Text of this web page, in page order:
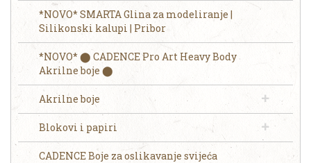
*NOVO* SMARTA Glina za modeliranje |
Silikonski kalupi | Pribor
*NOVO* ⬤ CADENCE Pro Art Heavy Body
Akrilne boje ⬤
Akrilne boje
Blokovi i papiri
CADENCE Boje za oslikavanje svijeća